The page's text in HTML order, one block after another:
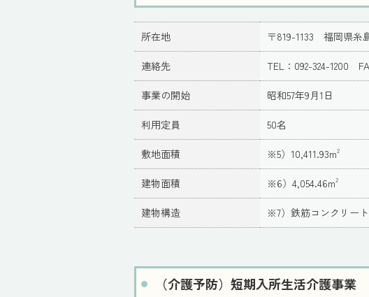
所在地 〒819-1133 福岡県糸
連絡先 TEL：092-324-1200
事業の開始 昭和57年9月1日
利用定員 50名
敷地面積 ※5）10,411.93m2
建物面積 ※6）4,054.46m2
建物構造 ※7）鉄筋コンクリー
（介護予防）短期入所生活介護事